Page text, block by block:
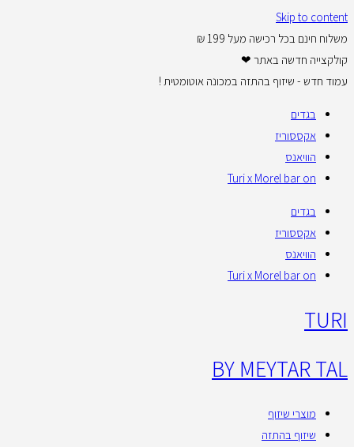
Skip to content
משלוח חינם בכל רכישה מעל 199 ₪
קולקצייה חדשה באתר ❤
עמוד חדש - שיזוף בהתזה במכונה אוטומטית !
בגדים
אקססוריז
הוויאנס
Turi x Morel bar on
בגדים
אקססוריז
הוויאנס
Turi x Morel bar on
TURI
BY MEYTAR TAL
מוצרי שיזוף
שיזוף בהתזה